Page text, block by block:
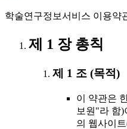
학술연구정보서비스 이용약
제 1 장 총칙
제 1 조 (목적)
이 약관은
보원"라 함
의 웹사이